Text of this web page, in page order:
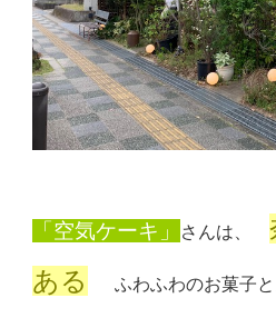
「空気ケーキ」 さんは、
ある
ふわふわのお菓子